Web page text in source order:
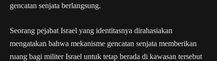
gencatan senjata berlangsung.
Seorang pejabat Israel yang identitasnya dirahasiakan
mengatakan bahwa mekanisme gencatan senjata memberikan
ruang bagi militer Israel untuk tetap berada di kawasan tersebut